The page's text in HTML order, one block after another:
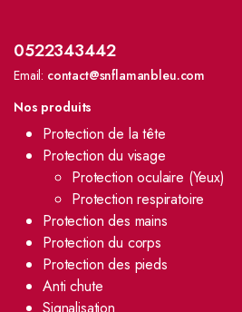
0522343442
Email: contact@snflamanbleu.com
Nos produits
Protection de la tête
Protection du visage
Protection oculaire (Yeux)
Protection respiratoire
Protection des mains
Protection du corps
Protection des pieds
Anti chute